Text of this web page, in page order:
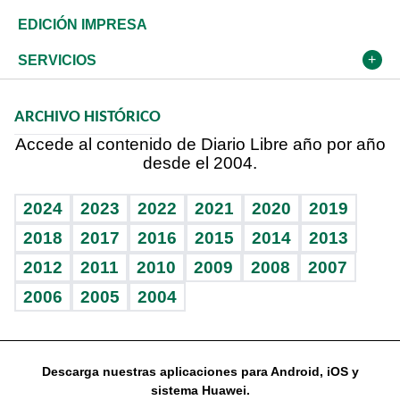
Caribe
Resto del mundo
Global y variable
Economía personal
Novedades
Podcast Arte Libre
Vida y familia
Eñe
Celebrando la vida
Sin complejos
En pocas palabras
Escuchando al corazón
Olimpismo
Más deportes
BRV
TBT Deportivo
Frente al Statu Quo
El Espía
Más firmas
Despertando al gigante
Cambio climático
Deportes
Opinión
Hecho en casa
Guía del dinero
EDICIÓN IMPRESA
SERVICIOS
Cumpleaños
Horóscopos
ARCHIVO HISTÓRICO
Accede al contenido de Diario Libre año por año
desde el 2004.
2024 2023 2022 2021 2020
2019
2018
2017 2016 2015 2014
2013
2012
2011 2010 2009 2008
2007
2006
2005 2004
Descarga nuestras aplicaciones para Android, iOS y
sistema Huawei.